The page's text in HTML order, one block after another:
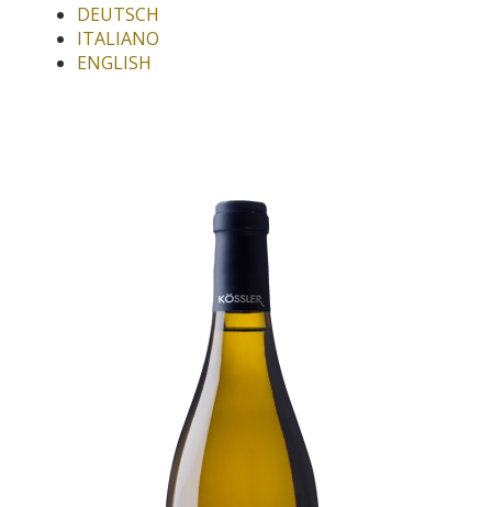
DEUTSCH
ITALIANO
ENGLISH